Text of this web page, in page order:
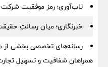
تاب‌آوری؛ رمز موفقیت شرکت
خبرنگاری؛ میان رسالتِ
رسانه‌های تخصصی بخشی از
همراهان شفافیت و تسهیل